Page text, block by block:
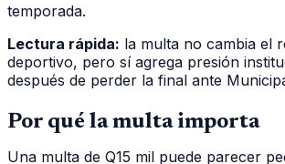
temporada.
Lectura rápida: la multa no cambia el
deportivo, pero sí agrega presión
después de perder la final ante
Por qué la multa importa
Una multa de Q15 mil puede parecer